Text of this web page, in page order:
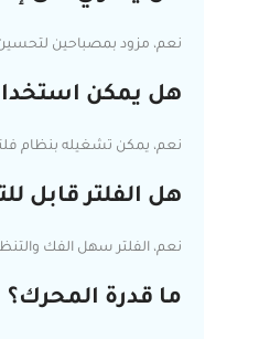
نعم، مزود بمصباحين لتحسين
هل يمكن
نعم، يمكن تشغيله بنظام
هل الفلتر قابل
نعم، الفلتر سهل الفك
ما قدرة المحرك؟